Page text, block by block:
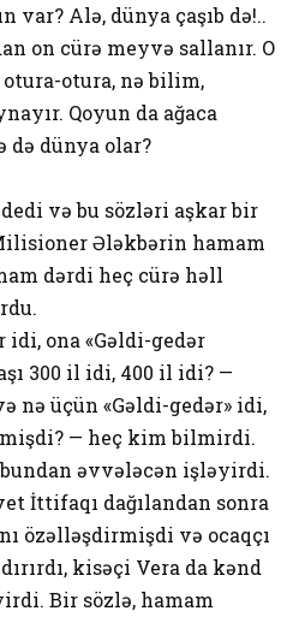
var? Alə, dünya çaşıb də!..
on cürə meyvə sallanır. O
otura, nə bilim,
Qoyun da ağaca
də dünya olar?
və bu sözləri aşkar bir
Ələkbərin hamam
dərdi heç cürə həll
ona «Gəldi-gedər
300 il idi, 400 il idi? —
nə üçün «Gəldi-gedər» idi,
— heç kim bilmirdi.
əvvələcən işləyirdi.
İttifaqı dağılandan sonra
özəlləşdirmişdi və ocaqçı
kisəçi Vera da kənd
Bir sözlə, hamam